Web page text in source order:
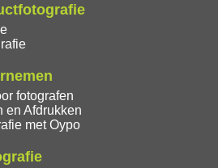
fotografen
en Afdrukken
met Oypo